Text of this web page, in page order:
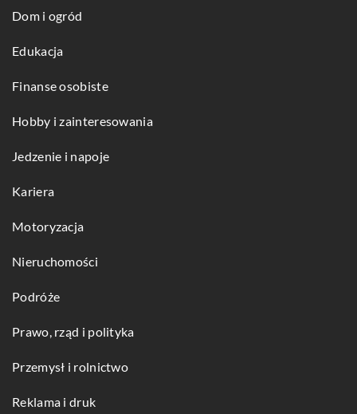
Dom i ogród
Edukacja
Finanse osobiste
Hobby i zainteresowania
Jedzenie i napoje
Kariera
Motoryzacja
Nieruchomości
Podróże
Prawo, rząd i polityka
Przemysł i rolnictwo
Reklama i druk